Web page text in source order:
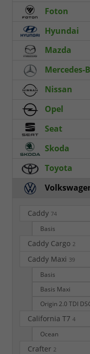
Foton
Hyundai
Mazda
Mercedes-
Nissan
Opel
Seat
Skoda
Toyota
Caddy 74
Basis
Caddy Cargo 2
Caddy Maxi 39
Basis
Basis Maxi
Origin 2.0 TDI
California T7 4
Ocean
Crafter 2